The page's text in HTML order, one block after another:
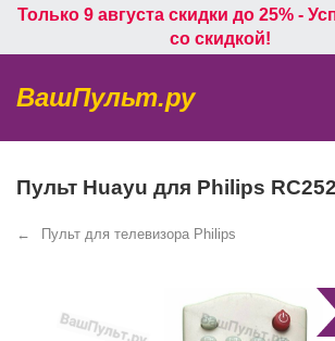
Только 9 августа скидки до 25% -
со скидкой!
ВашПульт.ру
Пульт Huayu для Philips
Пульт для телевизора Philips